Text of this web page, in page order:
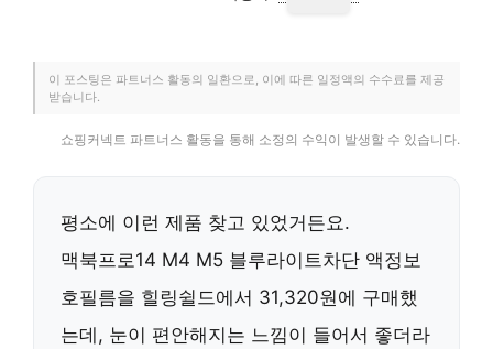
이 포스팅은 파트너스 활동의 일환으로, 이에 따른 일정액의 수수료를 제공
받습니다.
쇼핑커넥트 파트너스 활동을 통해 소정의 수익이 발생할 수 있습니다.
평소에 이런 제품 찾고 있었거든요.
맥북프로14 M4 M5 블루라이트차단 액정보
호필름을 힐링쉴드에서 31,320원에 구매했
는데, 눈이 편안해지는 느낌이 들어서 좋더라